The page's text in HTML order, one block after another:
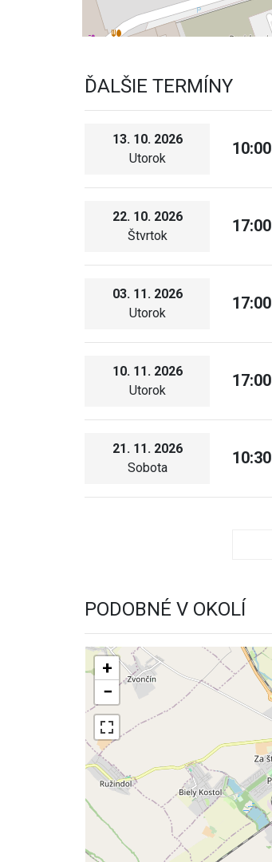
ĎALŠIE TERMÍNY
13. 10. 2026
Utorok
10:00
22. 10. 2026
Štvrtok
17:00
03. 11. 2026
Utorok
17:00
10. 11. 2026
Utorok
17:00
21. 11. 2026
Sobota
10:30
PODOBNÉ V OKOLÍ
+
−